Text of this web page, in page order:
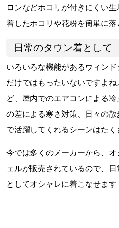
ロンなどホコリが付きにくい
着したホコリや花粉を簡単に落
日常のタウン着として
いろいろな機能があるウィン
だけではもったいないですよ
ど、屋内でのエアコンによる
の差による寒さ対策、日々の
で活躍してくれるシーンはたく
今では多くのメーカーから、
ェルが販売されているので、
としてオシャレに着こなせます